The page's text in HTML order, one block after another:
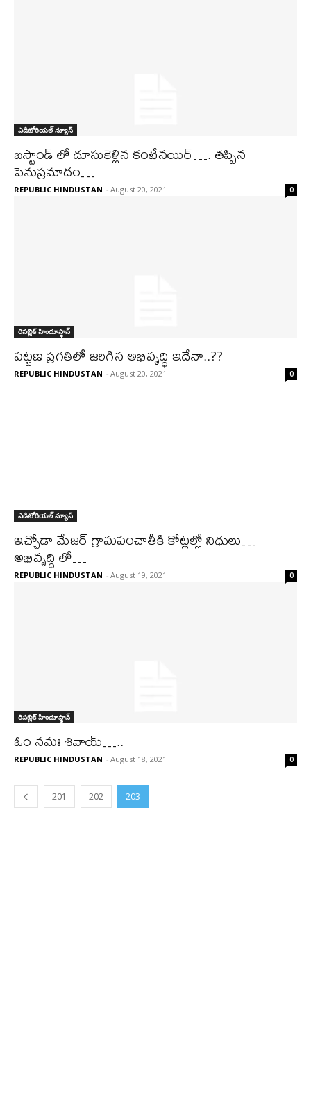
ఎడిటోరియల్ న్యూస్
బస్టాండ్ లో దూసుకెళ్లిన కంటేనయిర్…. తప్పిన
పెనుప్రమాదం…
REPUBLIC HINDUSTAN - August 20, 2021 0
రిపబ్లిక్ హిందూస్థాన్
పట్టణ ప్రగతిలో జరిగిన అభివృద్ధి ఇదేనా..??
REPUBLIC HINDUSTAN - August 20, 2021 0
ఎడిటోరియల్ న్యూస్
ఇచ్చోడా మేజర్ గ్రామపంచాతీకి కోట్లల్లో నిధులు…
అభివృద్ధి లో…
REPUBLIC HINDUSTAN - August 19, 2021 0
రిపబ్లిక్ హిందూస్థాన్
ఓం నమః శివాయ్…..
REPUBLIC HINDUSTAN - August 18, 2021 0
201 202 203